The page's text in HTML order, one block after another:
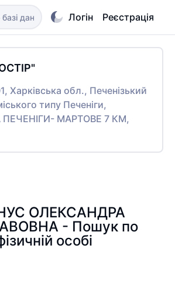
Логін Реєстрація
Харківська обл., Печенізький
типу Печеніги,
МАРТОВЕ 7 КМ,
ОЛЕКСАНДРА
- Пошук по
особі